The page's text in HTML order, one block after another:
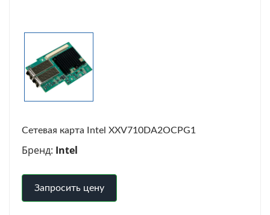
Сетевая карта Intel XXV710DA2OCPG1
Бренд: Intel
Запросить цену